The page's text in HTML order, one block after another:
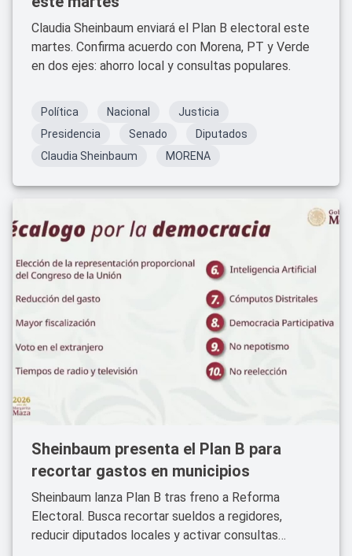
Claudia Sheinbaum enviará el Plan B electoral este
martes. Confirma acuerdo con Morena, PT y Verde
en dos ejes: ahorro local y consultas populares.
Política Nacional
Justicia
Presidencia
Senado
Diputados
Claudia Sheinbaum
MORENA
Sheinbaum presenta el Plan B para
recortar gastos en municipios
Sheinbaum lanza Plan B tras freno a Reforma
Electoral. Busca recortar sueldos a regidores,
reducir diputados locales y activar consultas